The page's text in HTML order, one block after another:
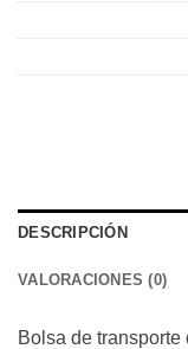
DESCRIPCIÓN
VALORACIONES (0)
Bolsa de